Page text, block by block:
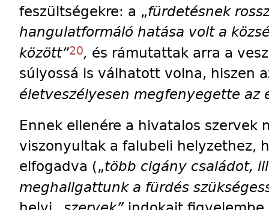
feszültségekre: a „fürdetésnek
hangulatformáló hatása volt a
között”20, és rámutattak arra a
súlyossá is válhatott volna, hiszen
életveszélyesen megfenyegette az
Ennek ellenére a hivatalos szervek
viszonyultak a falubeli helyzethez,
elfogadva („több cigány családot,
meghallgattunk a fürdés